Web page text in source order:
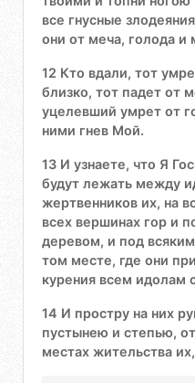
все гнусные
они от меча, голода и
12 Кто вдали, тот
близко, тот падет от
уцелевший умрет от
ними гнев Мой.
13 И узнаете, что Я
будут лежать между
жертвенников их, на
всех вершинах гор и
деревом, и под
том месте, где они
курения всем идолам
14 И простру на них
пустынею и степью,
местах жительства